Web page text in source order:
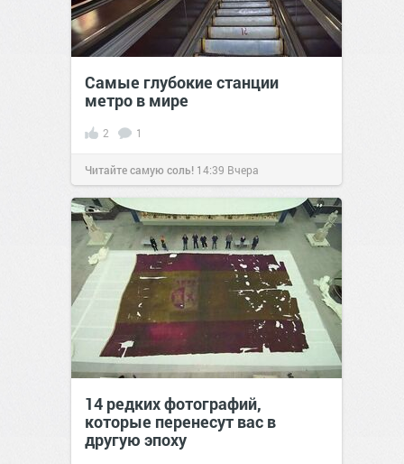
Самые глубокие станции
метро в мире
2 1
Читайте самую соль! 14:39 Вчера
14 редких фотографий,
которые перенесут вас в
другую эпоху